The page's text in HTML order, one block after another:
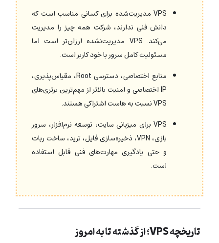
VPS مدیریت‌شده برای کسانی مناسب است که
دانش فنی ندارند، شرکت همه چیز را مدیریت
می‌کند. VPS مدیریت‌نشده ارزان‌تر است اما
مسئولیت کامل سرور با خود کاربر است.
منابع اختصاصی، دسترسی Root، مقیاس‌پذیری،
IP اختصاصی و امنیت بالاتر از مهم‌ترین برتری‌های
VPS نسبت به هاست اشتراکی هستند.
VPS برای میزبانی سایت، توسعه نرم‌افزار، سرور
بازی، VPN، ذخیره‌سازی فایل، ترید، ساخت ربات
و حتی یادگیری مهارت‌های فنی قابل استفاده
است.
تاریخچه VPS؛ از گذشته تا به امروز